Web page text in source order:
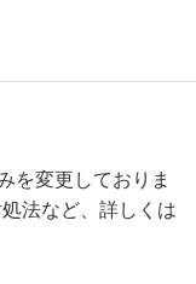
を変更しておりま
法など、詳しくは